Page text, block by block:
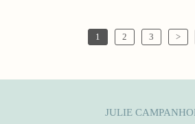
1 2 3 >
JULIE